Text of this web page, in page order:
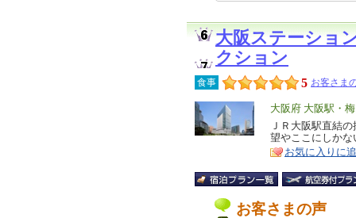
大阪ステーショ
クション
食事 5 お客さま
エ
リ
ア
大阪府 大阪駅・
特
徴
ＪＲ大阪駅直結
望やここにしか
お気に入りに
お客さまの声